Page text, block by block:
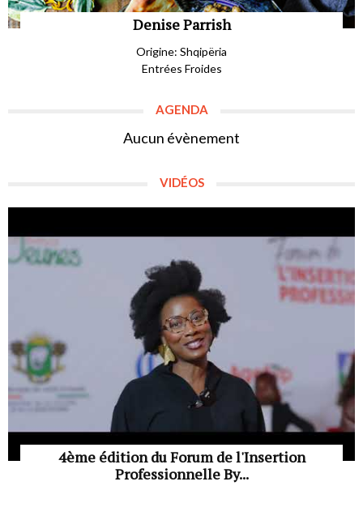
Denise Parrish
Origine: Shqipëria
Entrées Froides
AGENDA
Aucun évènement
VIDÉOS
4ème édition du Forum de l'Insertion
Professionnelle By...